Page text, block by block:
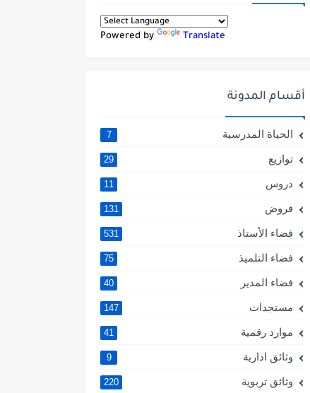
Powered by Translate
أقسام المدونة
الحياة المدرسية 7
توازيع 29
دروس 11
فروض 131
فضاء الأستاذ 531
فضاء التلميذ 75
فضاء المدير 40
مستجدات 147
موارد رقمية 41
وثائق ادارية 9
وثائق تربوية 220